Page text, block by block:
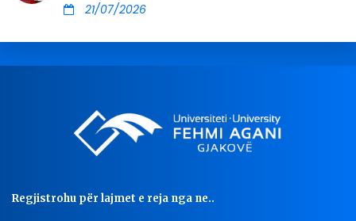
21/07/2026
Regjistrohu për lajmet e reja nga ne..